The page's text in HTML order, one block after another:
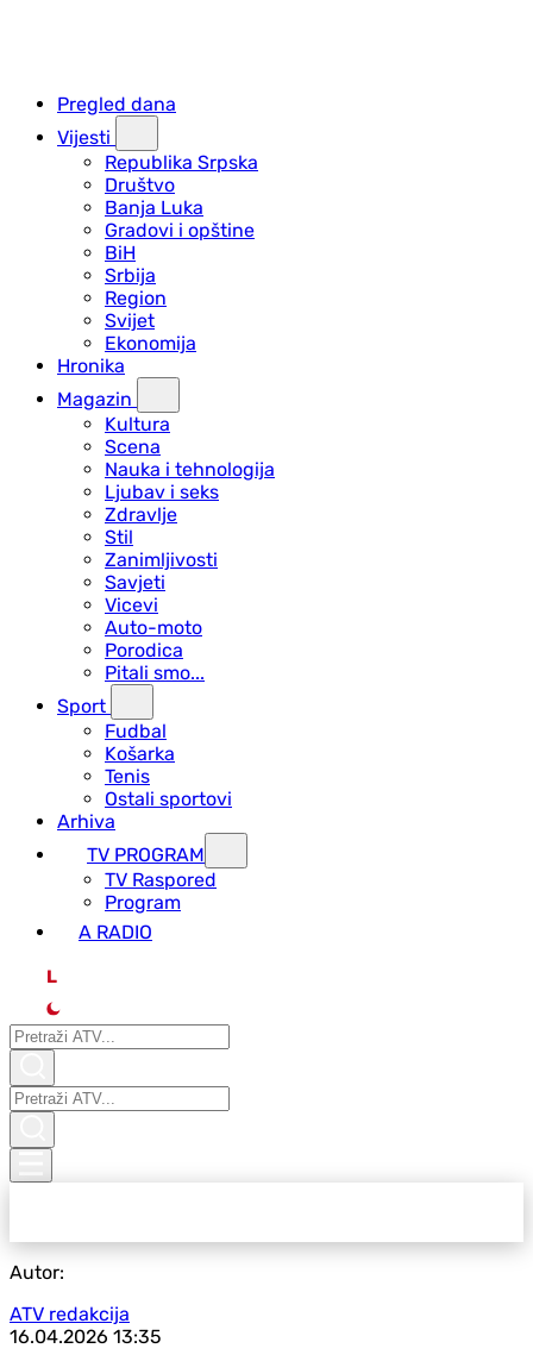
Pregled dana
Vijesti
Republika Srpska
Društvo
Banja Luka
Gradovi i opštine
BiH
Srbija
Region
Svijet
Ekonomija
Hronika
Magazin
Kultura
Scena
Nauka i tehnologija
Ljubav i seks
Zdravlje
Stil
Zanimljivosti
Savjeti
Vicevi
Auto-moto
Porodica
Pitali smo...
Sport
Fudbal
Košarka
Tenis
Ostali sportovi
Arhiva
TV PROGRAM
ТV Raspored
Program
A RADIO
L
Autor:
ATV redakcija
16.04.2026 13:35